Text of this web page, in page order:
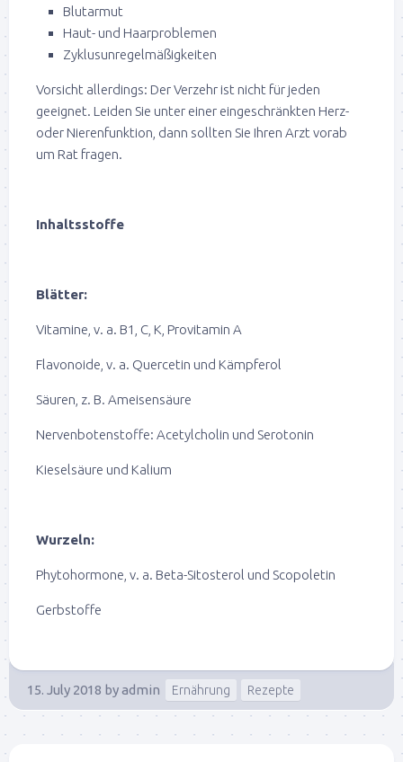
Blutarmut
Haut- und Haarproblemen
Zyklusunregelmäßigkeiten
Vorsicht allerdings: Der Verzehr ist nicht für jeden
geeignet. Leiden Sie unter einer eingeschränkten Herz-
oder Nierenfunktion, dann sollten Sie Ihren Arzt vorab
um Rat fragen.
Inhaltsstoffe
Blätter:
Vitamine, v. a. B1, C, K, Provitamin A
Flavonoide, v. a. Quercetin und Kämpferol
Säuren, z. B. Ameisensäure
Nervenbotenstoffe: Acetylcholin und Serotonin
Kieselsäure und Kalium
Wurzeln:
Phytohormone, v. a. Beta-Sitosterol und Scopoletin
Gerbstoffe
15. July 2018 byadmin Ernährung Rezepte